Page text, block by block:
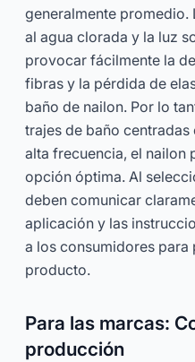
generalmente
al agua clorada y la luz
provocar fácilmente la
fibras y la pérdida de
baño de nailon. Por lo
trajes de baño
alta frecuencia, el nailon
opción óptima. Al
deben comunicar
aplicación y las
a los consumidores
producto.
Para las marcas:
producción